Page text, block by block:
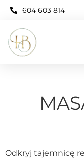
604 603 814
Odkryj tajemnicę